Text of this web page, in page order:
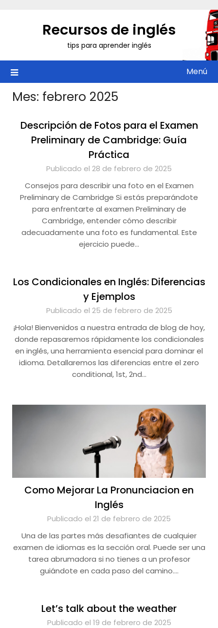
Recursos de inglés
tips para aprender inglés
Menú
Mes: febrero 2025
Descripción de Fotos para el Examen
Preliminary de Cambridge: Guía
Práctica
Publicado el 28 de febrero de 2025
Consejos para describir una foto en el Examen
Preliminary de Cambridge Si estás preparándote
para enfrentarte al examen Preliminary de
Cambridge, entender cómo describir
adecuadamente una foto es fundamental. Este
ejercicio puede…
Los Condicionales en Inglés: Diferencias
y Ejemplos
Publicado el 25 de febrero de 2025
¡Hola! Bienvenidos a nuestra entrada de blog de hoy,
donde repasaremos rápidamente los condicionales
en inglés, una herramienta esencial para dominar el
idioma. Detallaremos las diferencias entre el zero
conditional, 1st, 2nd…
Como Mejorar La Pronunciacion en
Inglés
Publicado el 21 de febrero de 2025
Una de las partes más desafiantes de cualquier
examen de idiomas es la sección oral. Puede ser una
tarea abrumadora si no tienes a un profesor
guiándote en cada paso del camino….
Let’s talk about the weather
Publicado el 19 de febrero de 2025